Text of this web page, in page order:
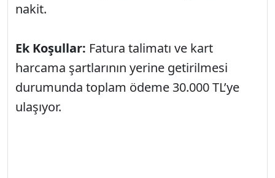
nakit.
Ek Koşullar: Fatura talimatı ve kart
harcama şartlarının yerine getirilmesi
durumunda toplam ödeme 30.000 TL’ye
ulaşıyor.